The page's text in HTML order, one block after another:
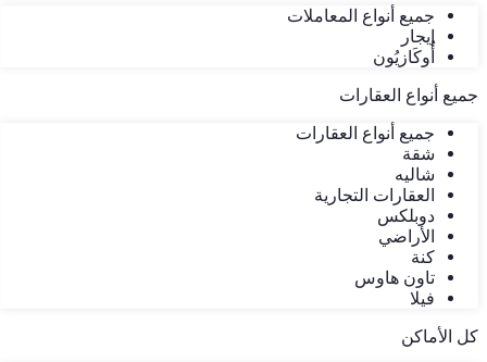
جميع أنواع المعاملات
إيجار
أُوكَازيُون
جميع أنواع العقارات
جميع أنواع العقارات
شقة
شاليه
العقارات التجارية
دوبلكس
الأراضي
كنة
تاون هاوس
فيلا
كل الأماكن